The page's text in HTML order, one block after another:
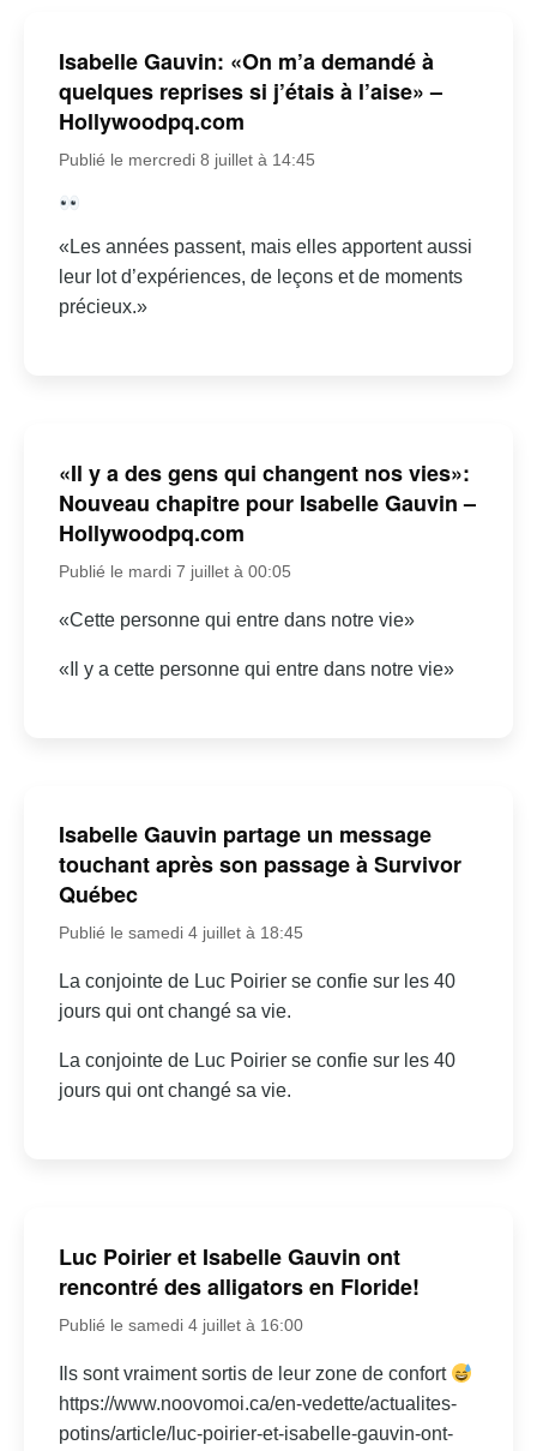
Isabelle Gauvin: «On m’a demandé à
quelques reprises si j’étais à l’aise» –
Hollywoodpq.com
Publié le mercredi 8 juillet à 14:45
«Les années passent, mais elles apportent aussi
leur lot d’expériences, de leçons et de moments
précieux.»
«Il y a des gens qui changent nos vies»:
Nouveau chapitre pour Isabelle Gauvin –
Hollywoodpq.com
Publié le mardi 7 juillet à 00:05
«Cette personne qui entre dans notre vie»
«Il y a cette personne qui entre dans notre vie»
Isabelle Gauvin partage un message
touchant après son passage à Survivor
Québec
Publié le samedi 4 juillet à 18:45
La conjointe de Luc Poirier se confie sur les 40
jours qui ont changé sa vie.
La conjointe de Luc Poirier se confie sur les 40
jours qui ont changé sa vie.
Luc Poirier et Isabelle Gauvin ont
rencontré des alligators en Floride!
Publié le samedi 4 juillet à 16:00
Ils sont vraiment sortis de leur zone de confort
https://www.noovomoi.ca/en-vedette/actualites-
potins/article/luc-poirier-et-isabelle-gauvin-ont-